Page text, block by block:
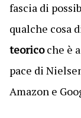
fascia di
qualche cosa
teoricoche è
pace di
Amazon e